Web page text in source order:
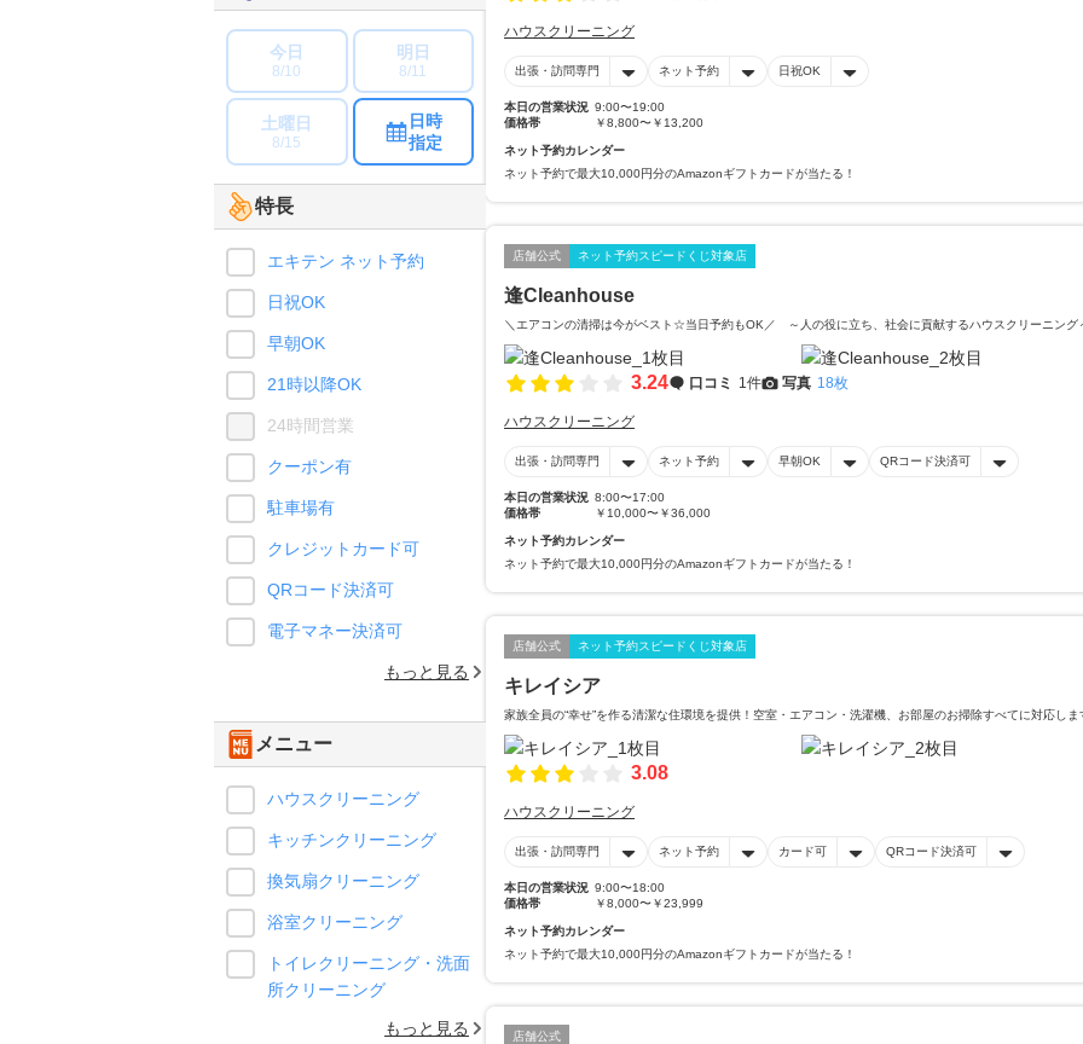
ハウスクリーニング
出張・訪問専門 ネット予約 日祝OK
本日の営業状況 9:00〜19:00
価格帯
￥8,800〜￥13,200
ネット予約カレンダー
ネット予約で最大10,000円分のAmazonギフトカードが当たる！
店舗公式 ネット予約スピードくじ対象店
逢Cleanhouse
＼エアコンの清掃は今がベスト☆当日予約もOK／ ～人の役に立ち、社会に貢献するハウスクリーニン
3.24 口コミ 1件 写真 18枚
ハウスクリーニング
出張・訪問専門 ネット予約 早朝OK QRコード決済可
本日の営業状況 8:00〜17:00
価格帯
￥10,000〜￥36,000
ネット予約カレンダー
ネット予約で最大10,000円分のAmazonギフトカードが当たる！
店舗公式 ネット予約スピードくじ対象店
キレイシア
家族全員の“幸せ”を作る清潔な住環境を提供！空室・エアコン・洗濯機、お部屋のお掃除すべてに対応しま
3.08
ハウスクリーニング
出張・訪問専門 ネット予約 カード可 QRコード決済可
本日の営業状況 9:00〜18:00
価格帯
￥8,000〜￥23,999
ネット予約カレンダー
ネット予約で最大10,000円分のAmazonギフトカードが当たる！
店舗公式
今日
8/10
明日
8/11
土曜日
8/15
日時
指定
特長
エキテン ネット予約
日祝OK
早朝OK
21時以降OK
24時間営業
クーポン有
駐車場有
クレジットカード可
QRコード決済可
電子マネー決済可
もっと見る
メニュー
ハウスクリーニング
キッチンクリーニング
換気扇クリーニング
浴室クリーニング
トイレクリーニング・洗面
所クリーニング
もっと見る